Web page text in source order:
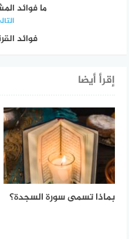
ما فوائد
فوائد
إقرأ أيضا
بماذا تسمى سورة السجدة؟